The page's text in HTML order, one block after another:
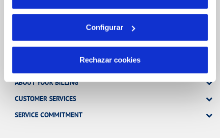
Configurar
Rechazar cookies
Your Service
ABOUT YOUR BILLING
CUSTOMER SERVICES
SERVICE COMMITMENT